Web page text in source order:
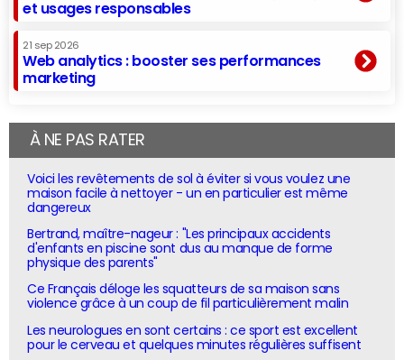
et usages responsables
21 sep 2026
Web analytics : booster ses performances
marketing
À NE PAS RATER
Voici les revêtements de sol à éviter si vous voulez une
maison facile à nettoyer - un en particulier est même
dangereux
Bertrand, maître-nageur : "Les principaux accidents
d'enfants en piscine sont dus au manque de forme
physique des parents"
Ce Français déloge les squatteurs de sa maison sans
violence grâce à un coup de fil particulièrement malin
Les neurologues en sont certains : ce sport est excellent
pour le cerveau et quelques minutes régulières suffisent